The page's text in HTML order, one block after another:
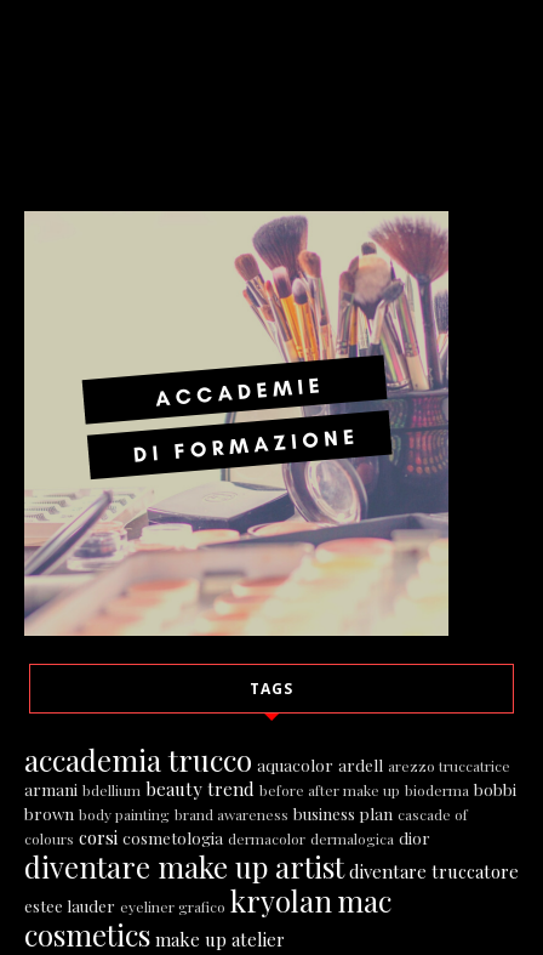
TAGS
accademia trucco aquacolor ardell arezzo truccatrice
armani bdellium beauty trend before after make up bioderma bobbi
brown body painting brand awareness business plan cascade of
colours corsi cosmetologia dermacolor dermalogica dior
diventare make up artist diventare truccatore
estee lauder eyeliner grafico kryolanmac
cosmetics make up atelier